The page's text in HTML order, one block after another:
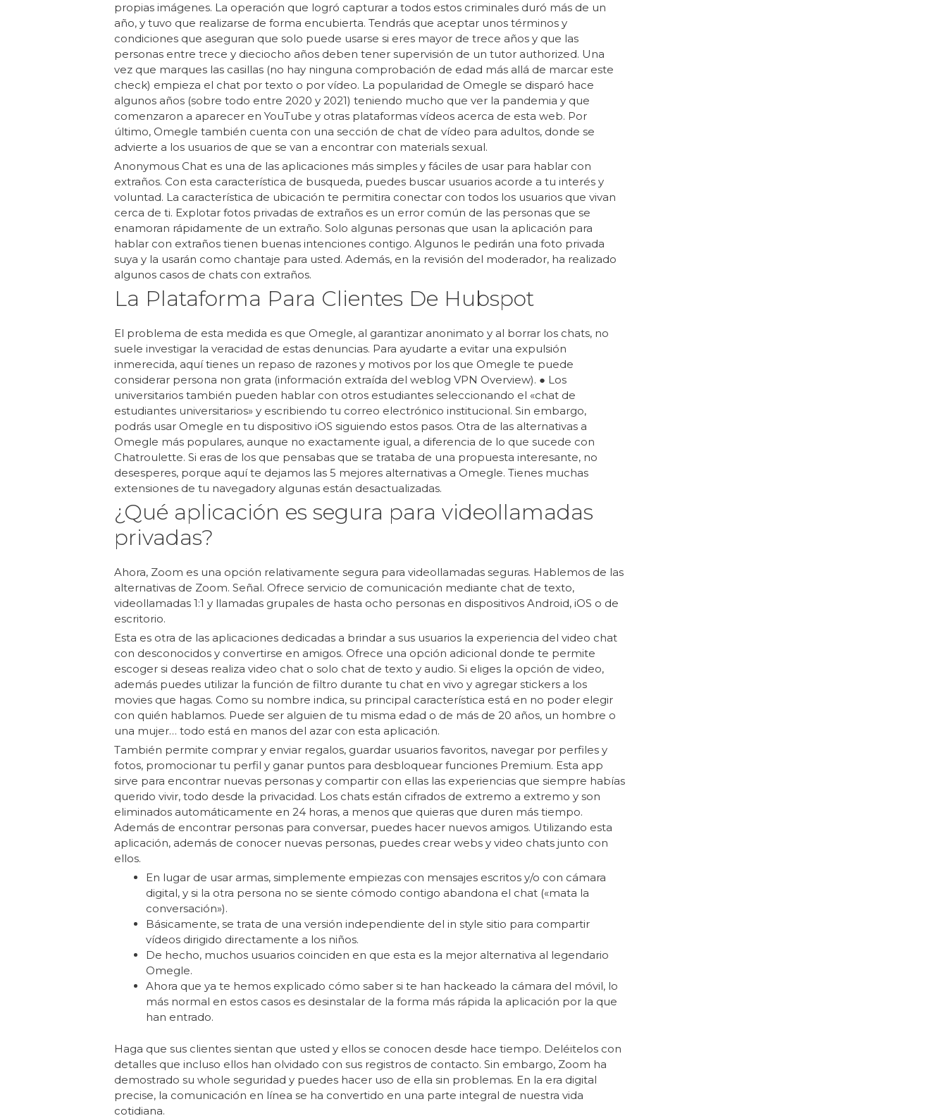
propias imágenes. La operación que logró capturar a todos estos criminales duró más de un
año, y tuvo que realizarse de forma encubierta. Tendrás que aceptar unos términos y
condiciones que aseguran que solo puede usarse si eres mayor de trece años y que las
personas entre trece y dieciocho años deben tener supervisión de un tutor authorized. Una
vez que marques las casillas (no hay ninguna comprobación de edad más allá de marcar este
check) empieza el chat por texto o por vídeo. La popularidad de Omegle se disparó hace
algunos años (sobre todo entre 2020 y 2021) teniendo mucho que ver la pandemia y que
comenzaron a aparecer en YouTube y otras plataformas vídeos acerca de esta web. Por
último, Omegle también cuenta con una sección de chat de vídeo para adultos, donde se
advierte a los usuarios de que se van a encontrar con materials sexual.
Anonymous Chat es una de las aplicaciones más simples y fáciles de usar para hablar con
extraños. Con esta característica de busqueda, puedes buscar usuarios acorde a tu interés y
voluntad. La característica de ubicación te permitira conectar con todos los usuarios que vivan
cerca de ti. Explotar fotos privadas de extraños es un error común de las personas que se
enamoran rápidamente de un extraño. Solo algunas personas que usan la aplicación para
hablar con extraños tienen buenas intenciones contigo. Algunos le pedirán una foto privada
suya y la usarán como chantaje para usted. Además, en la revisión del moderador, ha realizado
algunos casos de chats con extraños.
La Plataforma Para Clientes De Hubspot
El problema de esta medida es que Omegle, al garantizar anonimato y al borrar los chats, no
suele investigar la veracidad de estas denuncias. Para ayudarte a evitar una expulsión
inmerecida, aquí tienes un repaso de razones y motivos por los que Omegle te puede
considerar persona non grata (información extraída del weblog VPN Overview). ● Los
universitarios también pueden hablar con otros estudiantes seleccionando el «chat de
estudiantes universitarios» y escribiendo tu correo electrónico institucional. Sin embargo,
podrás usar Omegle en tu dispositivo iOS siguiendo estos pasos. Otra de las alternativas a
Omegle más populares, aunque no exactamente igual, a diferencia de lo que sucede con
Chatroulette. Si eras de los que pensabas que se trataba de una propuesta interesante, no
desesperes, porque aquí te dejamos las 5 mejores alternativas a Omegle. Tienes muchas
extensiones de tu navegadory algunas están desactualizadas.
¿Qué aplicación es segura para videollamadas
privadas?
Ahora, Zoom es una opción relativamente segura para videollamadas seguras. Hablemos de las
alternativas de Zoom. Señal. Ofrece servicio de comunicación mediante chat de texto,
videollamadas 1:1 y llamadas grupales de hasta ocho personas en dispositivos Android, iOS o de
escritorio.
Esta es otra de las aplicaciones dedicadas a brindar a sus usuarios la experiencia del video chat
con desconocidos y convertirse en amigos. Ofrece una opción adicional donde te permite
escoger si deseas realiza video chat o solo chat de texto y audio. Si eliges la opción de video,
además puedes utilizar la función de filtro durante tu chat en vivo y agregar stickers a los
movies que hagas. Como su nombre indica, su principal característica está en no poder elegir
con quién hablamos. Puede ser alguien de tu misma edad o de más de 20 años, un hombre o
una mujer… todo está en manos del azar con esta aplicación.
También permite comprar y enviar regalos, guardar usuarios favoritos, navegar por perfiles y
fotos, promocionar tu perfil y ganar puntos para desbloquear funciones Premium. Esta app
sirve para encontrar nuevas personas y compartir con ellas las experiencias que siempre habías
querido vivir, todo desde la privacidad. Los chats están cifrados de extremo a extremo y son
eliminados automáticamente en 24 horas, a menos que quieras que duren más tiempo.
Además de encontrar personas para conversar, puedes hacer nuevos amigos. Utilizando esta
aplicación, además de conocer nuevas personas, puedes crear webs y video chats junto con
ellos.
En lugar de usar armas, simplemente empiezas con mensajes escritos y/o con cámara
digital, y si la otra persona no se siente cómodo contigo abandona el chat («mata la
conversación»).
Básicamente, se trata de una versión independiente del in style sitio para compartir
vídeos dirigido directamente a los niños.
De hecho, muchos usuarios coinciden en que esta es la mejor alternativa al legendario
Omegle.
Ahora que ya te hemos explicado cómo saber si te han hackeado la cámara del móvil, lo
más normal en estos casos es desinstalar de la forma más rápida la aplicación por la que
han entrado.
Haga que sus clientes sientan que usted y ellos se conocen desde hace tiempo. Deléitelos con
detalles que incluso ellos han olvidado con sus registros de contacto. Sin embargo, Zoom ha
demostrado su whole seguridad y puedes hacer uso de ella sin problemas. En la era digital
precise, la comunicación en línea se ha convertido en una parte integral de nuestra vida
cotidiana.